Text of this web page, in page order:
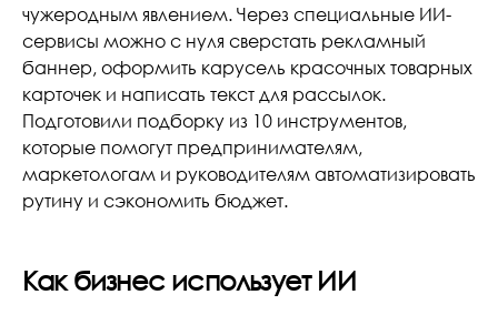
чужеродным явлением. Через специальные ИИ-
сервисы можно с нуля сверстать рекламный
баннер, оформить карусель красочных товарных
карточек и написать текст для рассылок.
Подготовили подборку из 10 инструментов,
которые помогут предпринимателям,
маркетологам и руководителям автоматизировать
рутину и сэкономить бюджет.
Как бизнес использует ИИ